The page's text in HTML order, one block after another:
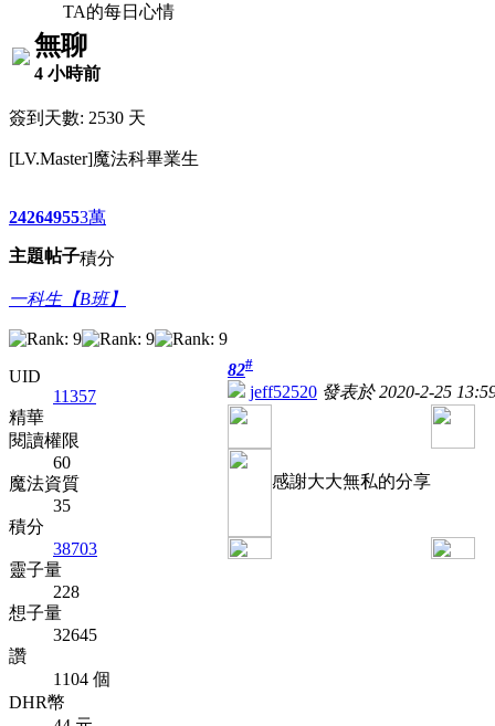
TA的每日心情
無聊
4 小時前
簽到天數: 2530 天
[LV.Master]魔法科畢業生
2426
主題
4955
帖子
3萬
積分
一科生【B班】
UID
11357
精華
閱讀權限
60
魔法資質
35
積分
38703
靈子量
228
想子量
32645
讚
1104 個
DHR幣
82#
jeff52520 發表於 2020-2-25
感謝大大無私的分享